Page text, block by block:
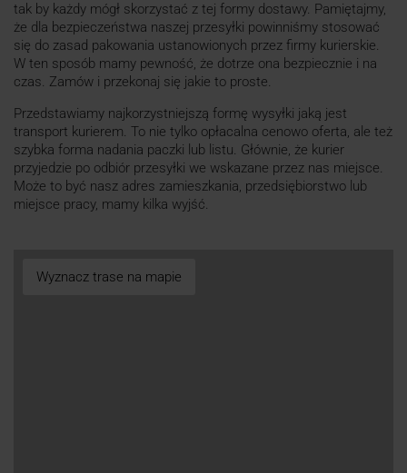
tak by każdy mógł skorzystać z tej formy dostawy. Pamiętajmy,
że dla bezpieczeństwa naszej przesyłki powinniśmy stosować
się do zasad pakowania ustanowionych przez firmy kurierskie.
W ten sposób mamy pewność, że dotrze ona bezpiecznie i na
czas. Zamów i przekonaj się jakie to proste.
Przedstawiamy najkorzystniejszą formę wysyłki jaką jest
transport kurierem. To nie tylko opłacalna cenowo oferta, ale też
szybka forma nadania paczki lub listu. Głównie, że kurier
przyjedzie po odbiór przesyłki we wskazane przez nas miejsce.
Może to być nasz adres zamieszkania, przedsiębiorstwo lub
miejsce pracy, mamy kilka wyjść.
Wyznacz trase na mapie